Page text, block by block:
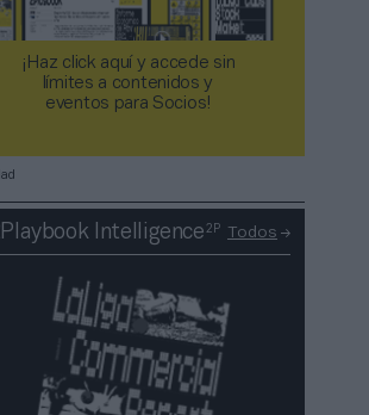
¡Haz click aquí y accede sin
límites a contenidos y
eventos para Socios!​​​​​​​
Intelligence2P Todos